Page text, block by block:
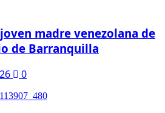
madre venezolana de
de Barranquilla
0